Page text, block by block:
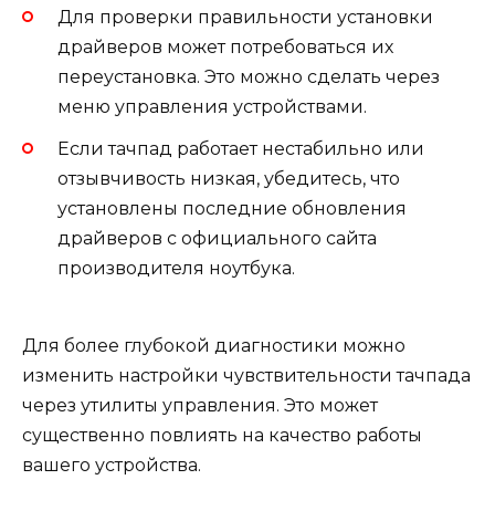
Для проверки правильности установки
драйверов может потребоваться их
переустановка. Это можно сделать через
меню управления устройствами.
Если тачпад работает нестабильно или
отзывчивость низкая, убедитесь, что
установлены последние обновления
драйверов с официального сайта
производителя ноутбука.
Для более глубокой диагностики можно
изменить настройки чувствительности тачпада
через утилиты управления. Это может
существенно повлиять на качество работы
вашего устройства.